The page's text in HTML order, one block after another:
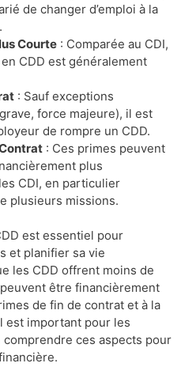
de changer d’emploi à la
Courte : Comparée au CDI,
en CDD est généralement
: Sauf exceptions
force majeure), il est
de rompre un CDD.
: Ces primes peuvent
plus
CDI, en particulier
plusieurs missions.
est essentiel pour
et planifier sa vie
les CDD offrent moins de
être financièrement
de fin de contrat et à la
est important pour les
comprendre ces aspects pour